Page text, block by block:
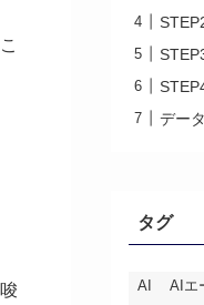
デー
タグ
AI AIエ